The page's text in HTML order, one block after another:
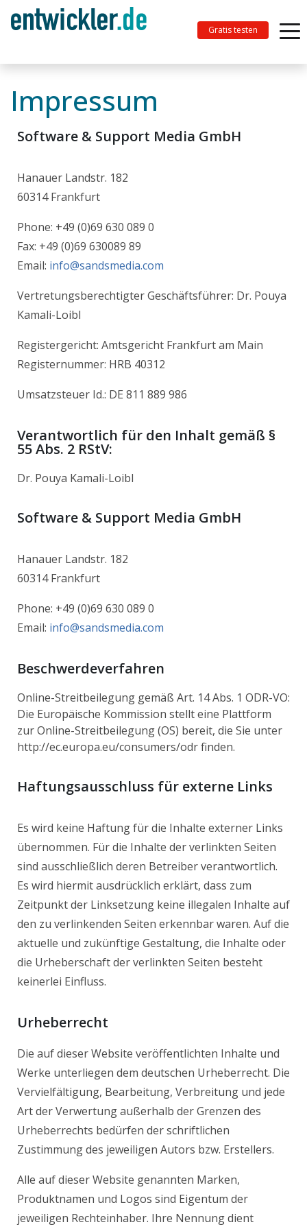
Gratis testen
Impressum
Software & Support Media GmbH
Hanauer Landstr. 182
60314 Frankfurt
Phone: +49 (0)69 630 089 0
Fax: +49 (0)69 630089 89
Email: info@sandsmedia.com
Vertretungsberechtigter Geschäftsführer: Dr. Pouya
Kamali-Loibl
Registergericht: Amtsgericht Frankfurt am Main
Registernummer: HRB 40312
Umsatzsteuer Id.: DE 811 889 986
Verantwortlich für den Inhalt gemäß §
55 Abs. 2 RStV:
Dr. Pouya Kamali-Loibl
Software & Support Media GmbH
Hanauer Landstr. 182
60314 Frankfurt
Phone: +49 (0)69 630 089 0
Email: info@sandsmedia.com
Beschwerdeverfahren
Online-Streitbeilegung gemäß Art. 14 Abs. 1 ODR-VO:
Die Europäische Kommission stellt eine Plattform
zur Online-Streitbeilegung (OS) bereit, die Sie unter
http://ec.europa.eu/consumers/odr finden.
Haftungsausschluss für externe Links
Es wird keine Haftung für die Inhalte externer Links
übernommen. Für die Inhalte der verlinkten Seiten
sind ausschließlich deren Betreiber verantwortlich.
Es wird hiermit ausdrücklich erklärt, dass zum
Zeitpunkt der Linksetzung keine illegalen Inhalte auf
den zu verlinkenden Seiten erkennbar waren. Auf die
aktuelle und zukünftige Gestaltung, die Inhalte oder
die Urheberschaft der verlinkten Seiten besteht
keinerlei Einfluss.
Urheberrecht
Die auf dieser Website veröffentlichten Inhalte und
Werke unterliegen dem deutschen Urheberrecht. Die
Vervielfältigung, Bearbeitung, Verbreitung und jede
Art der Verwertung außerhalb der Grenzen des
Urheberrechts bedürfen der schriftlichen
Zustimmung des jeweiligen Autors bzw. Erstellers.
Alle auf dieser Website genannten Marken,
Produktnamen und Logos sind Eigentum der
jeweiligen Rechteinhaber. Ihre Nennung dient